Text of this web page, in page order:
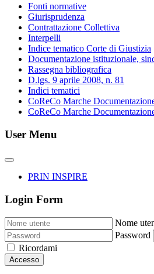
Fonti normative
Giurisprudenza
Contrattazione Collettiva
Interpelli
Indice tematico Corte di Giustizia
Documentazione istituzionale,
Rassegna bibliografica
D.lgs. 9 aprile 2008, n. 81
Indici tematici
CoReCo Marche
CoReCo Marche
User Menu
PRIN INSPIRE
Login Form
Nome
Password
Ricordami
Accesso